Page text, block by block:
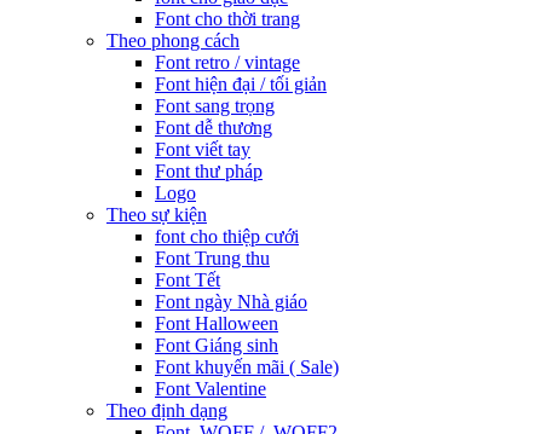
Font cho thời trang
Theo phong cách
Font retro / vintage
Font hiện đại / tối giản
Font sang trọng
Font dễ thương
Font viết tay
Font thư pháp
Logo
Theo sự kiện
font cho thiệp cưới
Font Trung thu
Font Tết
Font ngày Nhà giáo
Font Halloween
Font Giáng sinh
Font khuyến mãi ( Sale)
Font Valentine
Theo định dạng